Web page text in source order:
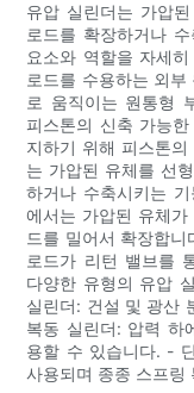
유압 실린더는 가압
로드를 확장하거나
요소와 역할을 자세
로드를 수용하는 외
로 움직이는 원통형
피스톤의 신축 가능
지하기 위해 피스톤
는 가압된 유체를 선
하거나 수축시키는
에서는 가압된 유체
드를 밀어서 확장합
로드가 리턴 밸브를
다양한 유형의 유압
실린더: 건설 및 광산
복동 실린더: 압력 하
용할 수 있습니다. -
사용되며 종종 스프링